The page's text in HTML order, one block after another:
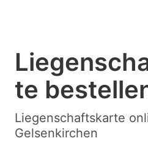
te
Liegenschaftskarte
Gelsenkirchen